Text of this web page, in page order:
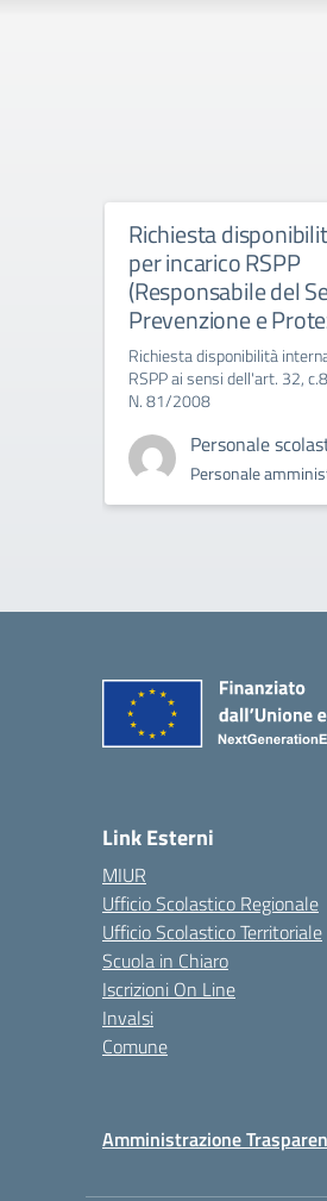
Richiesta
per incarico RSPP
(Responsabile del
Prevenzione e
Richiesta disponibilità
RSPP ai sensi dell'art. 32,
N. 81/2008
Personale
Personale
Link Esterni
MIUR
Ufficio Scolastico Regionale
Ufficio Scolastico Territoriale
Scuola in Chiaro
Iscrizioni On Line
Invalsi
Comune
Amministrazione